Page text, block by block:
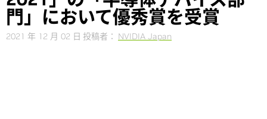
門」において優秀賞を受賞
2021 年 12 月 02 日 投稿者： NVIDIA Japan